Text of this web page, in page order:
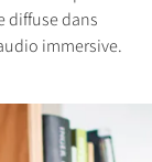
diffuse dans
immersive.